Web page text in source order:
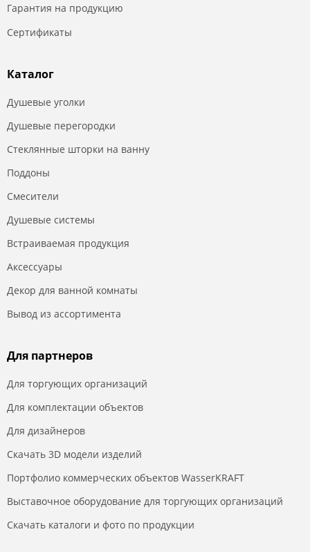
Гарантия на продукцию
Сертификаты
Каталог
Душевые уголки
Душевые перегородки
Стеклянные шторки на ванну
Поддоны
Смесители
Душевые системы
Встраиваемая продукция
Аксессуары
Декор для ванной комнаты
Вывод из ассортимента
Для партнеров
Для торгующих организаций
Для комплектации объектов
Для дизайнеров
Скачать 3D модели изделий
Портфолио коммерческих объектов WasserKRAFT
Выставочное оборудование для торгующих организаций
Скачать каталоги и фото по продукции